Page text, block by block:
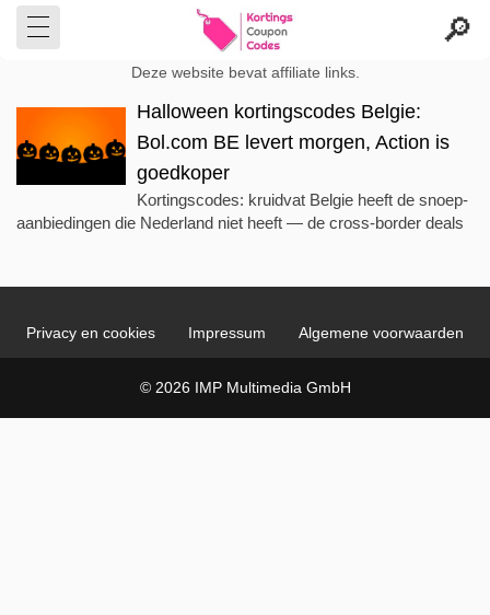
Deze website bevat affiliate links.
Halloween kortingscodes Belgie:
Bol.com BE levert morgen, Action is
goedkoper
Kortingscodes: kruidvat Belgie heeft de snoep-
aanbiedingen die Nederland niet heeft — de cross-border deals
Privacy en cookies Impressum Algemene voorwaarden
© 2026 IMP Multimedia GmbH